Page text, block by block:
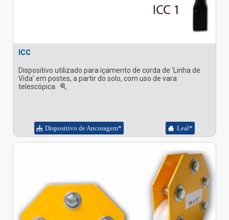
ICC
Dispositivo utilizado para içamento de corda de 'Linha de
Vida' em postes, a partir do solo, com uso de vara
telescópica.
Dispositivo de Ancoragem* Leal*